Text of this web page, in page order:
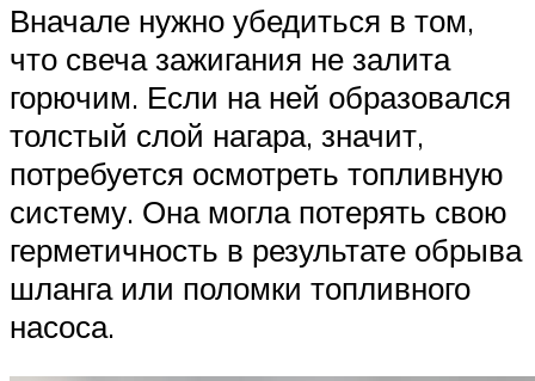
Вначале нужно убедиться в том,
что свеча зажигания не залита
горючим. Если на ней образовался
толстый слой нагара, значит,
потребуется осмотреть топливную
систему. Она могла потерять свою
герметичность в результате обрыва
шланга или поломки топливного
насоса.